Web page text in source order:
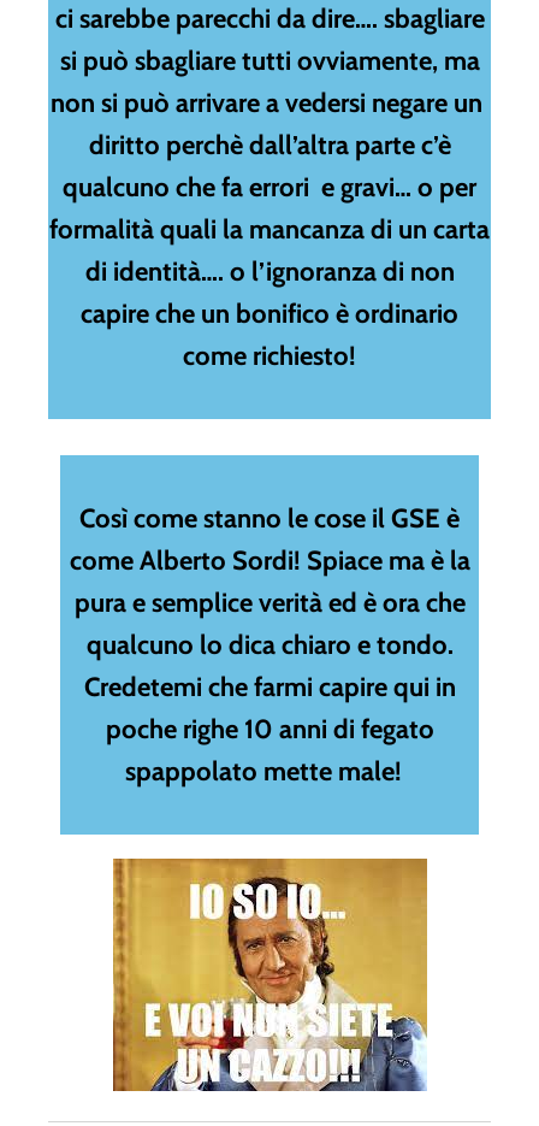
ci sarebbe parecchi da dire…. sbagliare
si può sbagliare tutti ovviamente, ma
non si può arrivare a vedersi negare un
diritto perchè dall’altra parte c’è
qualcuno che fa errori e gravi… o per
formalità quali la mancanza di un carta
di identità…. o l’ignoranza di non
capire che un bonifico è ordinario
come richiesto!
Così come stanno le cose il GSE è
come Alberto Sordi! Spiace ma è la
pura e semplice verità ed è ora che
qualcuno lo dica chiaro e tondo.
Credetemi che farmi capire qui in
poche righe 10 anni di fegato
spappolato mette male!